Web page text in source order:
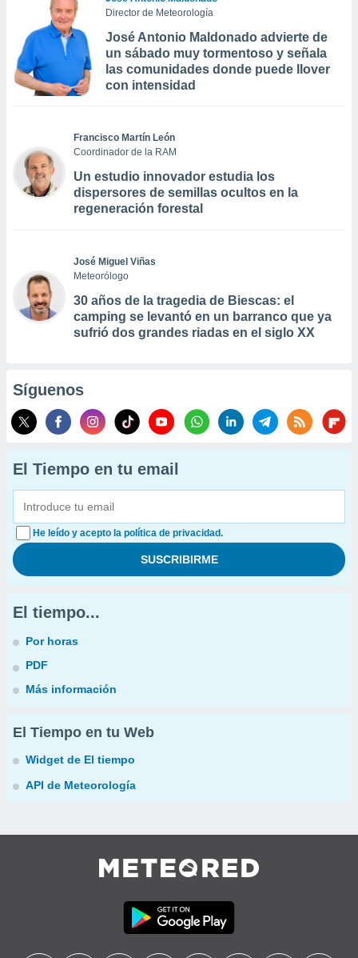
Director de Meteorología
José Antonio Maldonado advierte de
un sábado muy tormentoso y señala
las comunidades donde puede llover
con intensidad
Francisco Martín León
Coordinador de la RAM
Un estudio innovador estudia los
dispersores de semillas ocultos en la
regeneración forestal
José Miguel Viñas
Meteorólogo
30 años de la tragedia de Biescas: el
camping se levantó en un barranco que ya
sufrió dos grandes riadas en el siglo XX
Síguenos
El Tiempo en tu email
He leído y acepto la política de privacidad.
El tiempo...
Por horas
PDF
Más información
El Tiempo en tu Web
Widget de El tiempo
API de Meteorología